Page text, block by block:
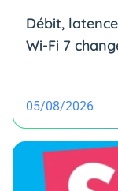
Débit,
Wi-Fi 7
05/08/2026